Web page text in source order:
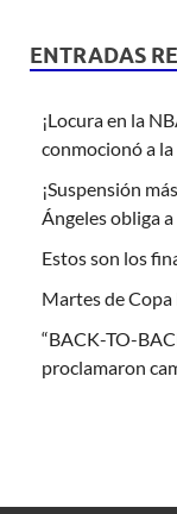
ENTRADAS
¡Locura en la
conmocionó a
¡Suspensión
Ángeles obliga
Estos son los
Martes de
“BACK-TO-
proclamaron